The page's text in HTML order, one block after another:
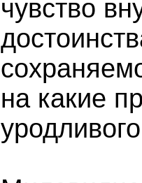
чувство
на какие